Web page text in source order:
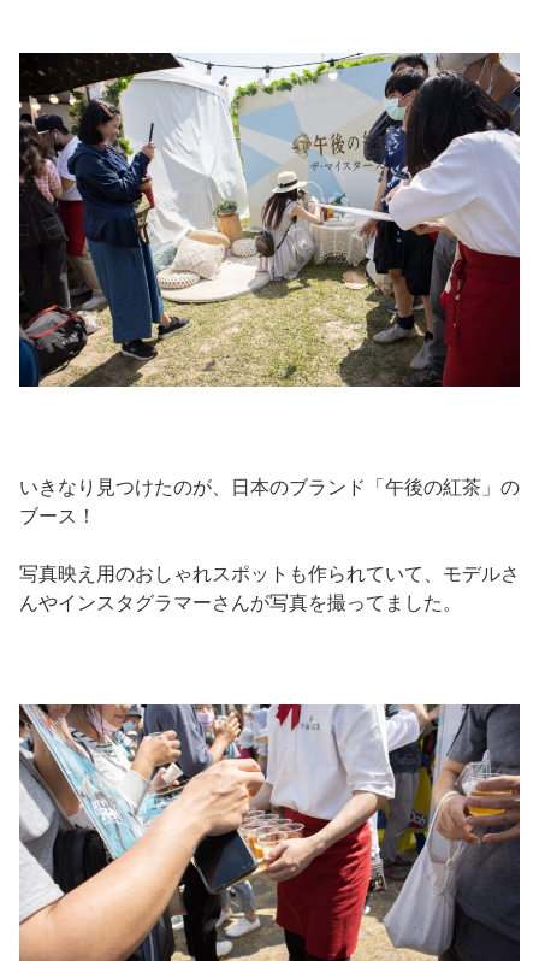
いきなり見つけたのが、日本のブランド「午後の紅茶」の
ブース！
写真映え用のおしゃれスポットも作られていて、モデルさ
んやインスタグラマーさんが写真を撮ってました。